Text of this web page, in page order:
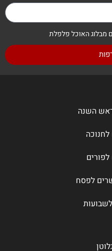
מבלוג האוכל פלפלת
השנה
לפסח